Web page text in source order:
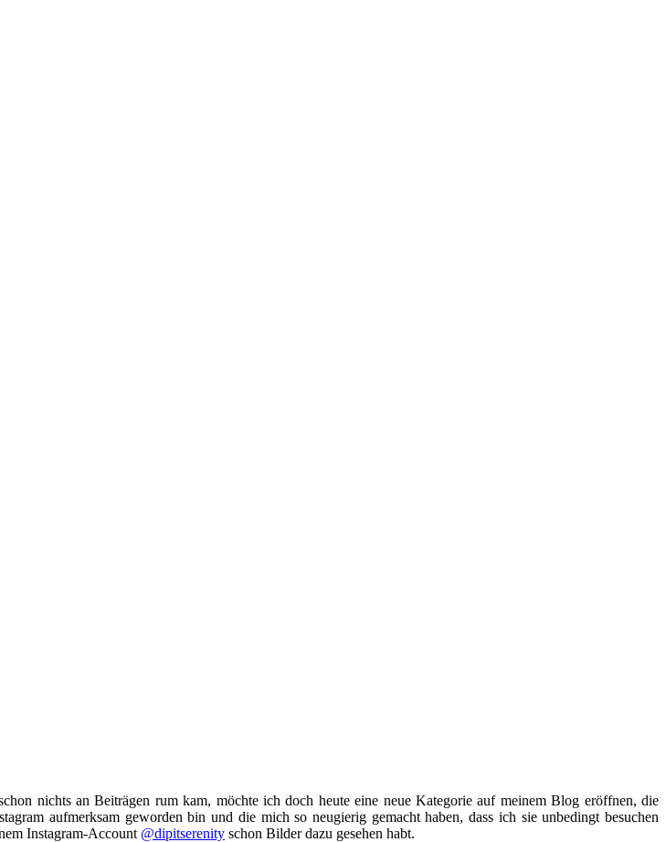
nichts an Beiträgen rum kam, möchte ich doch heute eine neue Kategorie auf meinem Blog eröffnen, die
aufmerksam geworden bin und die mich so neugierig gemacht haben, dass ich sie unbedingt besuchen
Instagram-Account @dipitserenity schon Bilder dazu gesehen habt.